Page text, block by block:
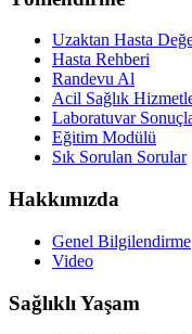
Uzaktan Hasta
Hasta Rehberi
Randevu Al
Acil Sağlık
Laboratuvar
Eğitim Modülü
Sık Sorulan Sorular
Hakkımızda
Genel Bilgilendirme
Video
Sağlıklı Yaşam